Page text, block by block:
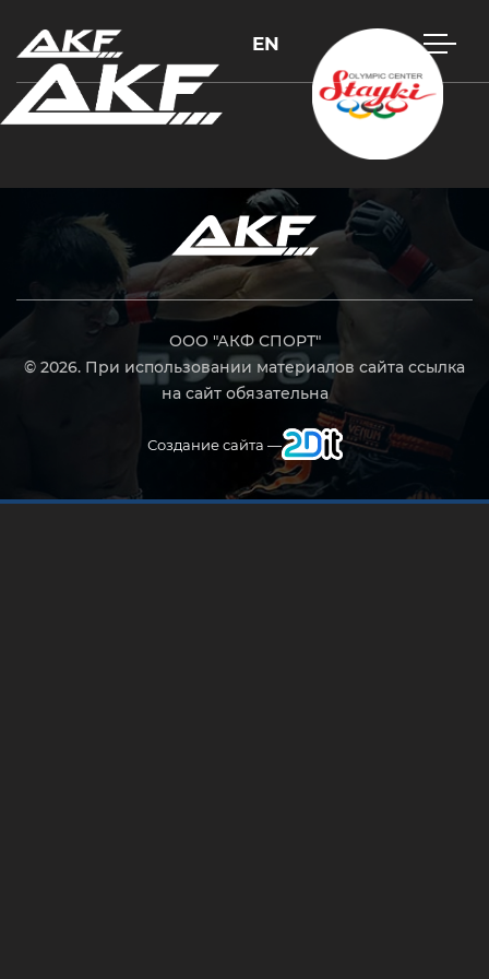
EN
ООО "АКФ СПОРТ"
© 2026. При использовании материалов сайта ссылка
на сайт обязательна
Создание сайта —
Нажмите Enter для поиска или Esc, чтобы закрыть